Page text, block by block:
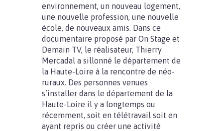
environnement, un nouveau logement,
une nouvelle profession, une nouvelle
école, de nouveaux amis. Dans ce
documentaire proposé par On Stage et
Demain TV, le réalisateur, Thierry
Mercadal a sillonné le département de
la Haute-Loire à la rencontre de néo-
ruraux. Des personnes venues
s’installer dans le département de la
Haute-Loire il y a longtemps ou
récemment, soit en télétravail soit en
ayant repris ou créer une activité